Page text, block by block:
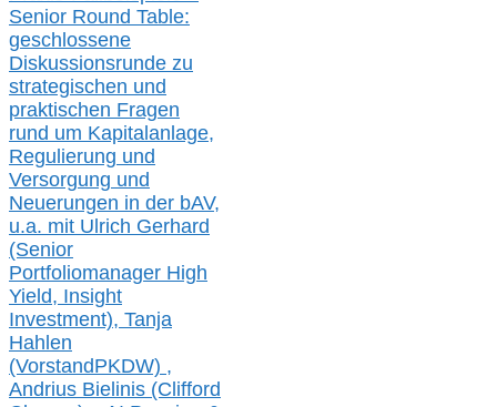
Senior Round Table:
geschlossene
Diskussionsrunde zu
strategischen und
praktischen Fragen
rund um Kapitalanlage,
Regulierung und
Versorgung und
Neuerungen in der bAV,
u.a. mit Ulrich Gerhard
(Senior
Portfoliomanager High
Yield, Insight
Investment), Tanja
Hahlen
(VorstandPKDW) ,
Andrius Bielinis (Clifford